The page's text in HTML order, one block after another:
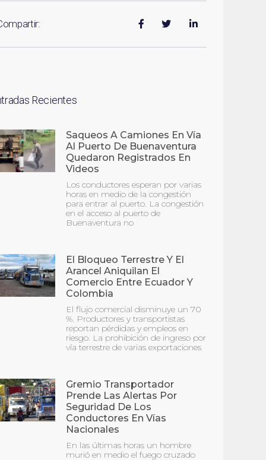
Recientes
Saqueos A Camiones En Vía
Al Puerto De Buenaventura
Quedaron Registrados En
Videos
Los conductores esperan por varias
horas en medio de la congestión
para entrar al puerto. La congestión
en el acceso al puerto de
Buenaventura no
El Bloqueo Terrestre Y El
Arancel Aniquilan El
Comercio Entre Ecuador Y
Colombia
El flujo comercial disminuye un 70
%. Productores y transportistas
reportan pérdidas y empleos en
riesgo. La prohibición de ingreso por
vía terrestre de varias exportaciones
Gremio Transportador
Prende Las Alertas Por
Seguridad De Los
Conductores En Vías
Nacionales
En las últimas horas un hombre
murió en medio el fuego cruzado